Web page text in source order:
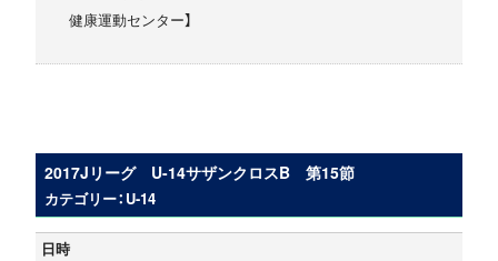
健康運動センター】
2017Jリーグ U-14サザンクロスB 第15節
カテゴリー：U-14
日時